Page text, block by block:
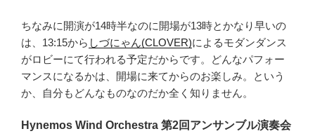
ちなみに開演が14時半なのに開場が13時とかなり早いの
は、13:15から しづにゃん(CLOVER)によるモダンダンス
がロビーにて行われる予定だからです。どんなパフォー
マンスになるかは、開場に来てからのお楽しみ。という
か、自分もどんなものなのだか全く知りません。
Hynemos Wind Orchestra 第2回アンサンブル演奏会